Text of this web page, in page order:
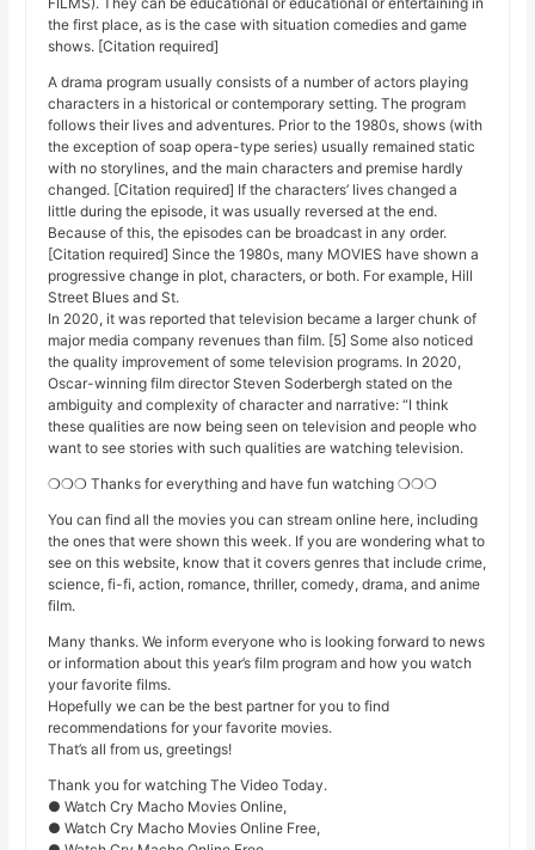
the first place, as is the case with situation comedies and game
shows. [Citation required]
A drama program usually consists of a number of actors playing
characters in a historical or contemporary setting. The program
follows their lives and adventures. Prior to the 1980s, shows (with
the exception of soap opera-type series) usually remained static
with no storylines, and the main characters and premise hardly
changed. [Citation required] If the characters’ lives changed a
little during the episode, it was usually reversed at the end.
Because of this, the episodes can be broadcast in any order.
[Citation required] Since the 1980s, many MOVIES have shown a
progressive change in plot, characters, or both. For example, Hill
Street Blues and St.
In 2020, it was reported that television became a larger chunk of
major media company revenues than film. [5] Some also noticed
the quality improvement of some television programs. In 2020,
Oscar-winning film director Steven Soderbergh stated on the
ambiguity and complexity of character and narrative: “I think
these qualities are now being seen on television and people who
want to see stories with such qualities are watching television.
❍❍❍ Thanks for everything and have fun watching ❍❍❍
You can find all the movies you can stream online here, including
the ones that were shown this week. If you are wondering what to
see on this website, know that it covers genres that include crime,
science, fi-fi, action, romance, thriller, comedy, drama, and anime
film.
Many thanks. We inform everyone who is looking forward to news
or information about this year’s film program and how you watch
your favorite films.
Hopefully we can be the best partner for you to find
recommendations for your favorite movies.
That’s all from us, greetings!
Thank you for watching The Video Today.
● Watch Cry Macho Movies Online,
● Watch Cry Macho Movies Online Free,